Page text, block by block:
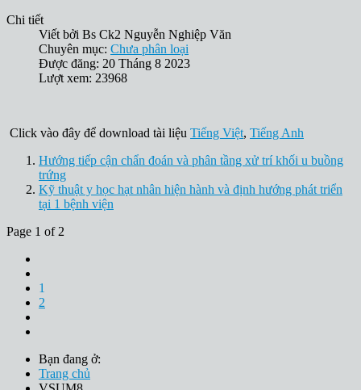
Chi tiết
Viết bởi Bs Ck2 Nguyễn Nghiệp Văn
Chuyên mục: Chưa phân loại
Được đăng: 20 Tháng 8 2023
Lượt xem: 23968
Click vào đây để download tài liệu Tiếng Việt, Tiếng Anh
Hướng tiếp cận chẩn đoán và phân tầng xử trí khối u buồng
trứng
Kỹ thuật y học hạt nhân hiện hành và định hướng phát triển
tại 1 bệnh viện
Page 1 of 2
1
2
Bạn đang ở:
Trang chủ